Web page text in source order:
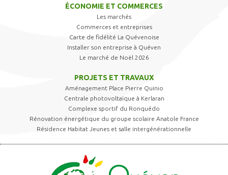
ÉCONOMIE ET COMMERCES
Les marchés
Commerces et entreprises
Carte de fidélité La Quévenoise
Installer son entreprise à Quéven
Le marché de Noël 2026
PROJETS ET TRAVAUX
Aménagement Place Pierre Quinio
Centrale photovoltaïque à Kerlaran
Complexe sportif du Ronquédo
Rénovation énergétique du groupe scolaire Anatole France
Résidence Habitat Jeunes et salle intergénérationnelle